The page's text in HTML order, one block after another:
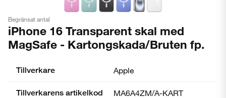
Begränsat antal
iPhone 16 Transparent skal med
MagSafe - Kartongskada/Bruten fp.
Tillverkare Apple
Tillverkarens artikelkod MA6A4ZM/A-KART